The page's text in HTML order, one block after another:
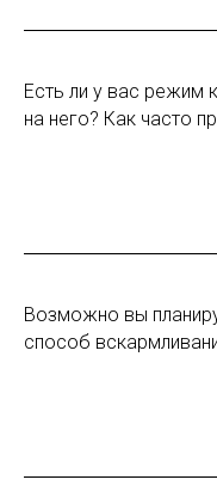
Есть ли у вас режим
на него? Как часто
Возможно вы
способ